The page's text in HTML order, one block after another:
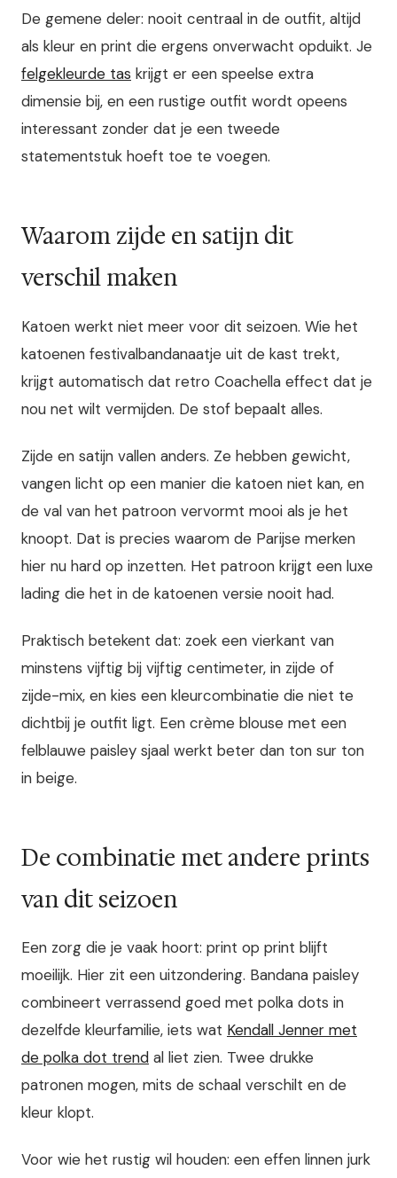
De gemene deler: nooit centraal in de outfit, altijd
als kleur en print die ergens onverwacht opduikt. Je
felgekleurde tas krijgt er een speelse extra
dimensie bij, en een rustige outfit wordt opeens
interessant zonder dat je een tweede
statementstuk hoeft toe te voegen.
Waarom zijde en satijn dit
verschil maken
Katoen werkt niet meer voor dit seizoen. Wie het
katoenen festivalbandanaatje uit de kast trekt,
krijgt automatisch dat retro Coachella effect dat je
nou net wilt vermijden. De stof bepaalt alles.
Zijde en satijn vallen anders. Ze hebben gewicht,
vangen licht op een manier die katoen niet kan, en
de val van het patroon vervormt mooi als je het
knoopt. Dat is precies waarom de Parijse merken
hier nu hard op inzetten. Het patroon krijgt een luxe
lading die het in de katoenen versie nooit had.
Praktisch betekent dat: zoek een vierkant van
minstens vijftig bij vijftig centimeter, in zijde of
zijde-mix, en kies een kleurcombinatie die niet te
dichtbij je outfit ligt. Een crème blouse met een
felblauwe paisley sjaal werkt beter dan ton sur ton
in beige.
De combinatie met andere prints
van dit seizoen
Een zorg die je vaak hoort: print op print blijft
moeilijk. Hier zit een uitzondering. Bandana paisley
combineert verrassend goed met polka dots in
dezelfde kleurfamilie, iets wat Kendall Jenner met
de polka dot trend al liet zien. Twee drukke
patronen mogen, mits de schaal verschilt en de
kleur klopt.
Voor wie het rustig wil houden: een effen linnen jurk